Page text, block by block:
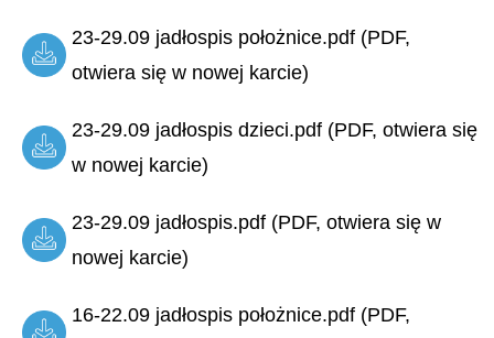
23-29.09 jadłospis położnice.pdf (PDF,
otwiera się w nowej karcie)
23-29.09 jadłospis dzieci.pdf (PDF, otwiera się
w nowej karcie)
23-29.09 jadłospis.pdf (PDF, otwiera się w
nowej karcie)
16-22.09 jadłospis położnice.pdf (PDF,